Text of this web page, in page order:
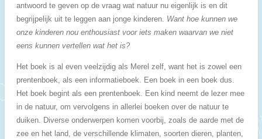
antwoord te geven op de vraag wat natuur nu eigenlijk is en dit
begrijpelijk uit te leggen aan jonge kinderen. Want hoe kunnen we
onze kinderen nou enthousiast voor iets maken waarvan we niet
eens kunnen vertellen wat het is?
Het boek is al even veelzijdig als Merel zelf, want het is zowel een
prentenboek, als een informatieboek. Een boek in een boek dus.
Het boek begint als een prentenboek. Een kind neemt de lezer mee
in de natuur, om vervolgens in allerlei boeken over de natuur te
duiken. Diverse onderwerpen komen voorbij, zoals de aarde met de
zee en het land, de verschillende klimaten, soorten dieren, planten,